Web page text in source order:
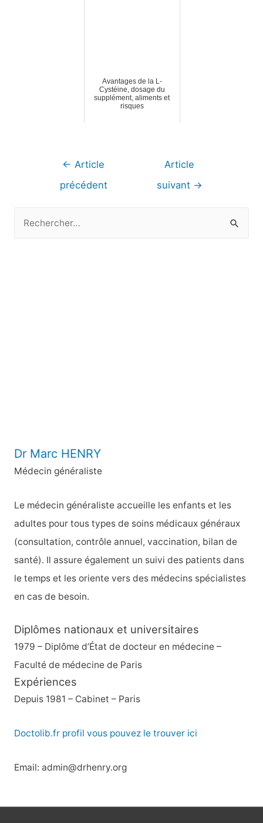
Avantages de la L-
Cystéine, dosage du
supplément, aliments et
risques
Navigation
← Article
précédent
Article
suivant →
Dr Marc HENRY
Médecin généraliste
Le médecin généraliste accueille les enfants et les
adultes pour tous types de soins médicaux généraux
(consultation, contrôle annuel, vaccination, bilan de
santé). Il assure également un suivi des patients dans
le temps et les oriente vers des médecins spécialistes
en cas de besoin.
Diplômes nationaux et universitaires
1979 – Diplôme d’État de docteur en médecine –
Faculté de médecine de Paris
Expériences
Depuis 1981 – Cabinet – Paris
Doctolib.fr profil vous pouvez le trouver ici
Email: admin@drhenry.org